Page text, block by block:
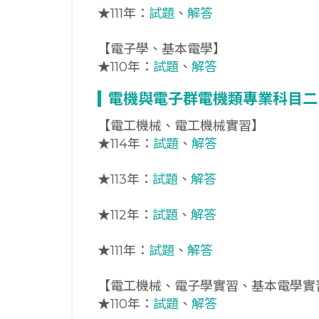
★111年： 試題 、 解答
【電子學、基本電學】
★110年： 試題 、 解答
電機與電子群電機類專業科目二
【電工機械、電工機械實習】
★114年： 試題 、 解答
★113年： 試題 、 解答
★112年： 試題 、 解答
★111年： 試題 、 解答
【電工機械、電子學實習、基本電學
★110年： 試題 、 解答